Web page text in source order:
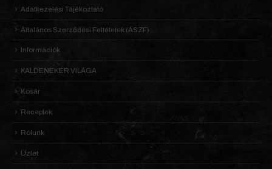
Adatkezelési Tájékoztató
Általános Szerződési Feltételek (ÁSZF)
Információk
KALDENEKER VILÁGA
Kosár
Receptek
Rólunk
Üzlet